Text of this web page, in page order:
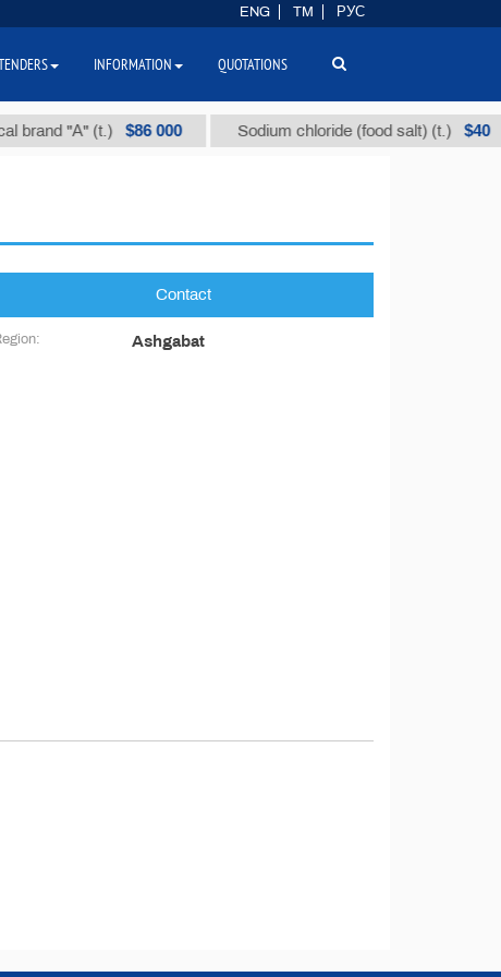
brand "А" (t.) $86 000 Sodium chloride (food salt) (t.) $40
Contact
Ashgabat
ENG TM РУС
INFORMATION QUOTATIONS